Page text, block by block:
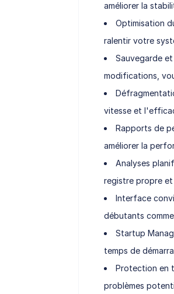
améliorer la
Optimisation
ralentir votre
Sauvegarde
modifications,
vitesse et
Rapports de
améliorer la
Analyses
registre propre
Interface
débutants
Startup
temps de
Protection en
problèmes